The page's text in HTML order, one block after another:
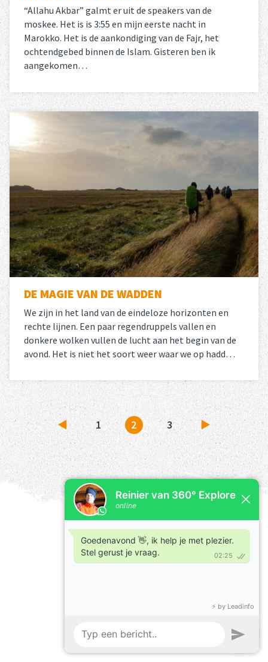
“Allahu Akbar” galmt er uit de speakers van de
moskee. Het is is 3:55 en mijn eerste nacht in
Marokko. Het is de aankondiging van de Fajr, het
ochtendgebed binnen de Islam. Gisteren ben ik
aangekomen…
over
DE MAGIE VAN DE WADDEN
We zijn in het land van de eindeloze horizonten en
rechte lijnen. Een paar regendruppels vallen en
donkere wolken vullen de lucht aan het begin van de
avond. Het is niet het soort weer waar we op hadd…
over
Vorige1 2 3 Volgende